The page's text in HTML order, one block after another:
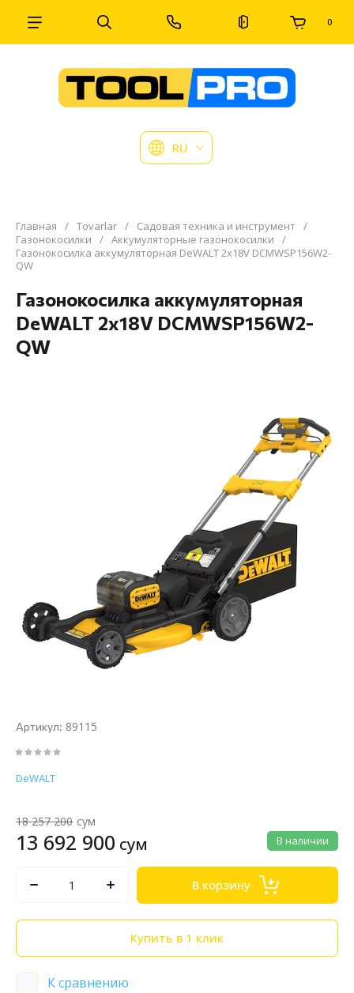
RU
0
Главная / Tovarlar / Садовая техника и инструмент /
Газонокосилки
/ Аккумуляторные газонокосилки
/
Газонокосилка аккумуляторная DeWALT 2х18V DCMWSP156W2-
QW
Газонокосилка аккумуляторная
DeWALT 2х18V DCMWSP156W2-
QW
Артикул: 89115
DeWALT
В наличии
18 257 200 сум
13 692 900 сум
В корзину
Купить в 1 клик
К сравнению